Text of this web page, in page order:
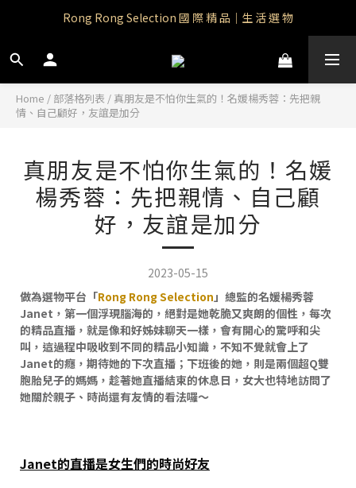
Rong Rong Paradise｜知名IP授權品牌｜Care Bears
Rong Rong Selection 國 際 精 品｜生 活 選 物
Rong Rong Selection服 飾 | 自 訂 品 牌 服 飾
Rong Rong Paradise｜知名IP授權品牌｜Care Bears
Home / 部落格列表 / 真朋友是不怕你生氣的！名媛楊秀蓉：先把親
情、自己顧好，友誼是加分
真朋友是不怕你生氣的！名媛
楊秀蓉：先把親情、自己顧
好，友誼是加分
2023-05-15
做為選物平台「Rong Rong Selection」總監的名媛楊秀蓉
Janet，第一個浮現腦海的，絕對是她乾脆又爽朗的個性，每次
的精品直播，就是像和好姊妹聊天一樣，會有開心的驚呼和尖
叫，這過程中吸收到不同的精品小知識，不知不覺就會上了
Janet的癮，期待她的下次直播；下班後的她，則是兩個超Q雙
胞胎兒子的媽媽，趁著她直播結束的休息日，女大也特地訪問了
她關於親子、時尚還有友情的看法囉～
Janet的直播是女生們的時尚好友